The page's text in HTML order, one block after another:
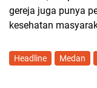
gereja juga punya
kesehatan
Headline Medan